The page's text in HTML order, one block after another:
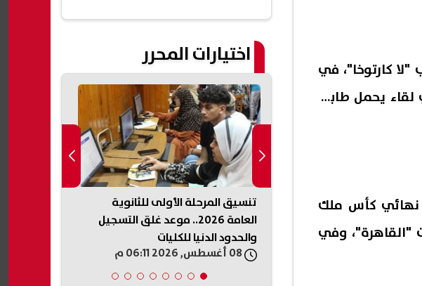
كارتوخا"، في
خلال الموسم الجاري 2025-2026، في لقاء يحمل طابعًا
كأس ملك
"القاهرة"، وفي
اختيارات المحرر
يعلق على تصدر لجين
ذهبًا»
تنسيق المرحلة الأولى للثانوية
العامة 2026.. موعد غلق التسجيل
والحدود الدنيا للكليات